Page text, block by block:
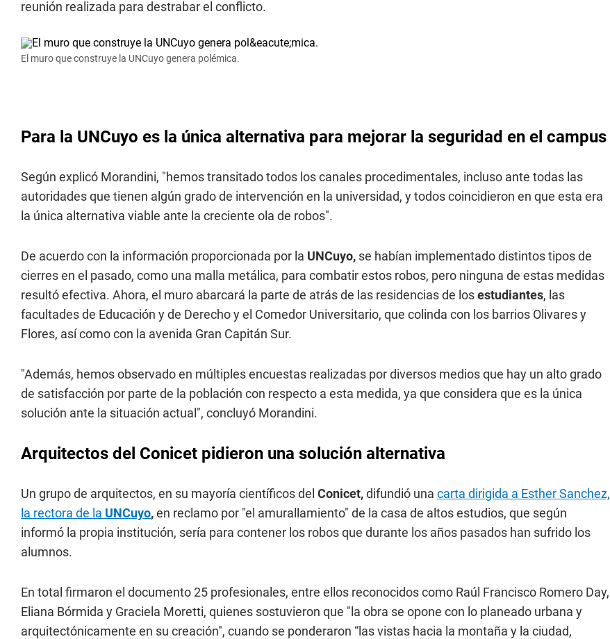
reunión realizada para destrabar el conflicto.
El muro que construye la UNCuyo genera polémica.
Para la UNCuyo es la única alternativa para mejorar la seguridad en el campus
Según explicó Morandini, "hemos transitado todos los canales procedimentales, incluso ante todas las
autoridades que tienen algún grado de intervención en la universidad, y todos coincidieron en que esta era
la única alternativa viable ante la creciente ola de robos".
De acuerdo con la información proporcionada por la UNCuyo, se habían implementado distintos tipos de
cierres en el pasado, como una malla metálica, para combatir estos robos, pero ninguna de estas medidas
resultó efectiva. Ahora, el muro abarcará la parte de atrás de las residencias de losestudiantes, las
facultades de Educación y de Derecho y el Comedor Universitario, que colinda con los barrios Olivares y
Flores, así como con la avenida Gran Capitán Sur.
"Además, hemos observado en múltiples encuestas realizadas por diversos medios que hay un alto grado
de satisfacción por parte de la población con respecto a esta medida, ya que considera que es la única
solución ante la situación actual", concluyó Morandini.
Arquitectos del Conicet pidieron una solución alternativa
Un grupo de arquitectos, en su mayoría científicos del Conicet,difundió una carta dirigida a Esther Sanchez,
la rectora de la UNCuyo,en reclamo por "el amurallamiento" de la casa de altos estudios, que según
informó la propia institución, sería para contener los robos que durante los años pasados han sufrido los
alumnos.
En total firmaron el documento 25 profesionales, entre ellos reconocidos como Raúl Francisco Romero Day,
Eliana Bórmida y Graciela Moretti, quienes sostuvieron que "la obra se opone con lo planeado urbana y
arquitectónicamente en su creación", cuando se ponderaron “las vistas hacia la montaña y la ciudad,